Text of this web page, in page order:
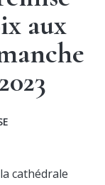
aux
cathédrale